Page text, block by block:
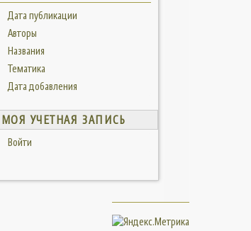
Дата публикации
Авторы
Названия
Тематика
Дата добавления
МОЯ УЧЕТНАЯ ЗАПИСЬ
Войти